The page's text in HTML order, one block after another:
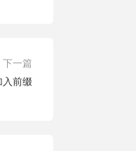
下一篇
前缀